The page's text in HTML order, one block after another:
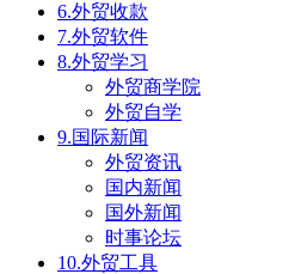
6.外贸收款
7.外贸软件
8.外贸学习
外贸商学院
外贸自学
9.国际新闻
外贸资讯
国内新闻
国外新闻
时事论坛
10.外贸工具